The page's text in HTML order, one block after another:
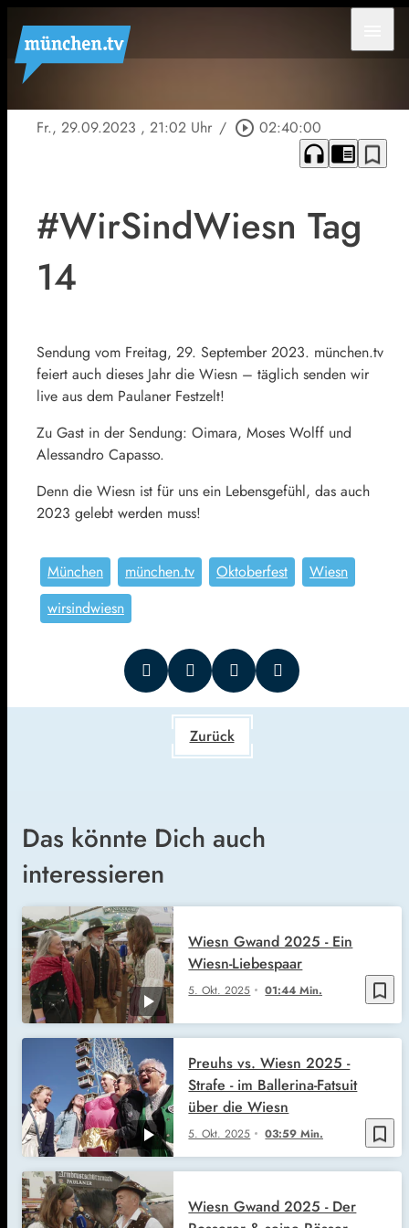
Fr., 29.09.2023 , 21:02 Uhr / play_circle_outline 02:40:00
headphones chrome_reader_mode bookmark_border
#WirSindWiesn Tag
14
Sendung vom Freitag, 29. September 2023. münchen.tv
feiert auch dieses Jahr die Wiesn – täglich senden wir
live aus dem Paulaner Festzelt!
Zu Gast in der Sendung: Oimara, Moses Wolff und
Alessandro Capasso.
Denn die Wiesn ist für uns ein Lebensgefühl, das auch
2023 gelebt werden muss!
München münchen.tv Oktoberfest
Wiesn
wirsindwiesn
Zurück
Das könnte Dich auch
interessieren
bookmark_border
5. Okt. 2025 01:44 Min.
Wiesn Gwand 2025 - Ein
Wiesn-Liebespaar
bookmark_border
5. Okt. 2025 03:59 Min.
Preuhs vs. Wiesn 2025 -
Strafe - im Ballerina-Fatsuit
über die Wiesn
Wiesn Gwand 2025 - Der